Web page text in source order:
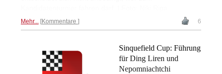
Mehr... Kommentare 6
Sinquefield Cup: Führung
für Ding Liren und
Nepomniachtchi